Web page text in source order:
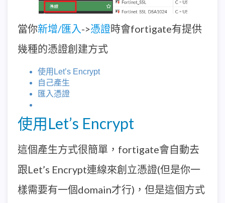
當你新增/匯入->憑證時會fortigate有提供
幾種的憑證創建方式
使用Let’s Encrypt
自己產生
匯入憑證
使用Let’s Encrypt
這個產生方式很簡單，fortigate會自動去
跟Let’s Encrypt連線來創立憑證(但是你一
樣需要有一個domain才行)，但是這個方式